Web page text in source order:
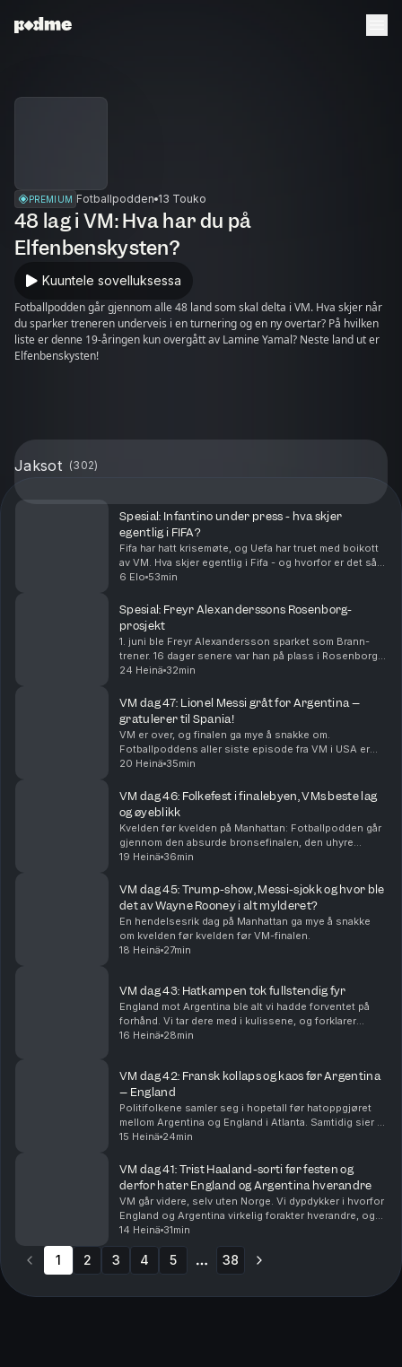
PREMIUM Fotballpodden 13 Touko
48 lag i VM: Hva har du på
Elfenbenskysten?
Kuuntele sovelluksessa
Fotballpodden går gjennom alle 48 land som skal delta i VM. Hva skjer når
du sparker treneren underveis i en turnering og en ny overtar? På hvilken
liste er denne 19-åringen kun overgått av Lamine Yamal? Neste land ut er
Elfenbenskysten!
Jaksot (302)
Spesial: Infantino under press - hva skjer
egentlig i FIFA?
Fifa har hatt krisemøte, og Uefa har truet med boikott
av VM. Hva skjer egentlig i Fifa - og hvorfor er det så
steile fronter?
6 Elo 53min
Spesial: Freyr Alexanderssons Rosenborg-
prosjekt
1. juni ble Freyr Alexandersson sparket som Brann-
trener. 16 dager senere var han på plass i Rosenborg. I
denne episoden snakker Alexandersson om hvordan
24 Heinä 32min
VM dag 47: Lionel Messi gråt for Argentina –
gratulerer til Spania!
VM er over, og finalen ga mye å snakke om.
Fotballpoddens aller siste episode fra VM i USA er
herved servert. Tusen takk for følget!
20 Heinä 35min
VM dag 46: Folkefest i finalebyen, VMs beste lag
og øyeblikk
Kvelden før kvelden på Manhattan: Fotballpodden går
gjennom den absurde bronsefinalen, den uhyre
spennende finalen og VMs beste lag, øyeblikk og
19 Heinä 36min
VM dag 45: Trump-show, Messi-sjokk og hvor ble
det av Wayne Rooney i alt mylderet?
En hendelsesrik dag på Manhattan ga mye å snakke
om kvelden før kvelden før VM-finalen.
18 Heinä 27min
VM dag 43: Hatkampen tok fullstendig fyr
England mot Argentina ble alt vi hadde forventet på
forhånd. Vi tar dere med i kulissene, og forklarer
hvorfor Lionel Messi og Argentina er finaleklare.
16 Heinä 28min
VM dag 42: Fransk kollaps og kaos før Argentina
– England
Politifolkene samler seg i hopetall før hatoppgjøret
mellom Argentina og England i Atlanta. Samtidig sier vi
farvel til Frankrike, og erkjenner at Spania har lurt oss
15 Heinä 24min
VM dag 41: Trist Haaland-sorti før festen og
derfor hater England og Argentina hverandre
VM går videre, selv uten Norge. Vi dypdykker i hvorfor
England og Argentina virkelig forakter hverandre, og
føltes det ikke som at den største stjernen manglet på
Slottsplassen?
14 Heinä 31min
1 2 3 4 5 38